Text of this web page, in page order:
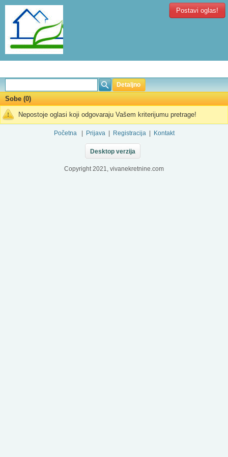
Postavi oglas!
Detaljno
Sobe (0)
Nepostoje oglasi koji odgovaraju Vašem kriterijumu pretrage!
Početna Prijava Registracija Kontakt
Desktop verzija
Copyright 2021, vivanekretnine.com